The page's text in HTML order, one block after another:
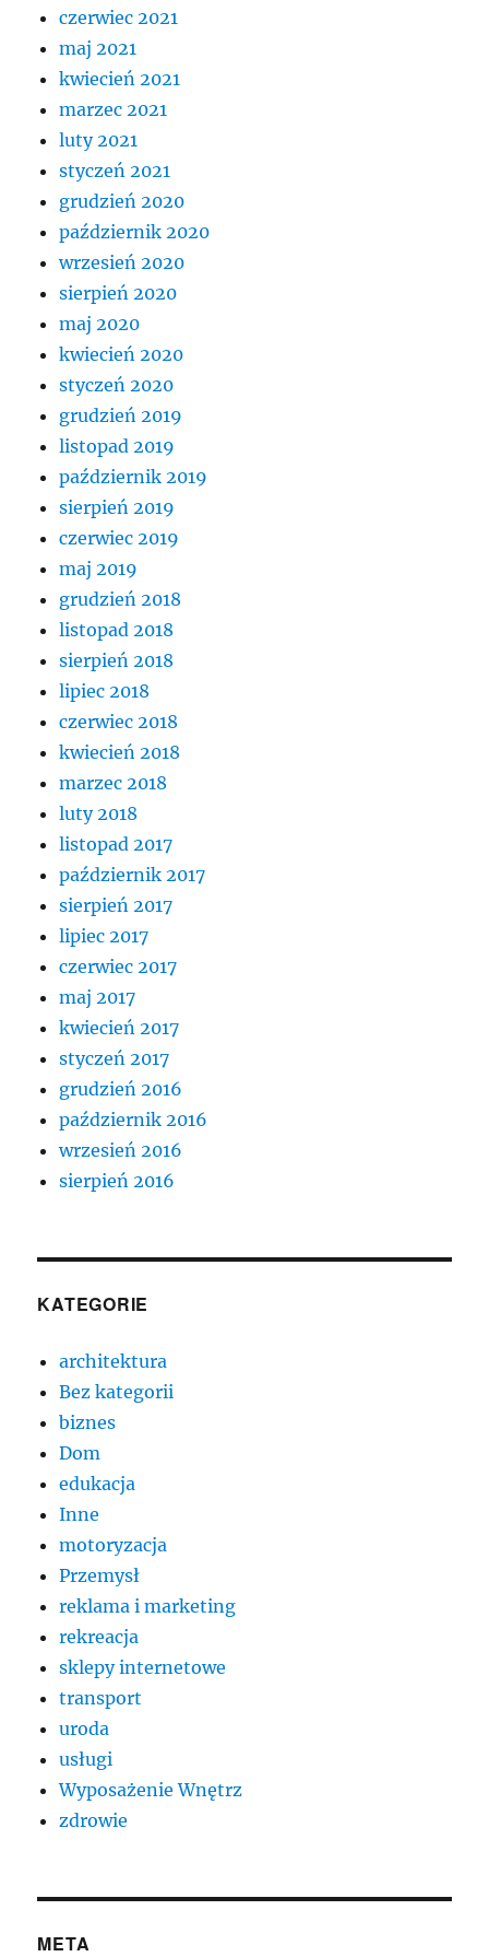
czerwiec 2021
maj 2021
kwiecień 2021
marzec 2021
luty 2021
styczeń 2021
grudzień 2020
październik 2020
wrzesień 2020
sierpień 2020
maj 2020
kwiecień 2020
styczeń 2020
grudzień 2019
listopad 2019
październik 2019
sierpień 2019
czerwiec 2019
maj 2019
grudzień 2018
listopad 2018
sierpień 2018
lipiec 2018
czerwiec 2018
kwiecień 2018
marzec 2018
luty 2018
listopad 2017
październik 2017
sierpień 2017
lipiec 2017
czerwiec 2017
maj 2017
kwiecień 2017
styczeń 2017
grudzień 2016
październik 2016
wrzesień 2016
sierpień 2016
KATEGORIE
architektura
Bez kategorii
biznes
Dom
edukacja
Inne
motoryzacja
Przemysł
reklama i marketing
rekreacja
sklepy internetowe
transport
uroda
usługi
Wyposażenie Wnętrz
zdrowie
META